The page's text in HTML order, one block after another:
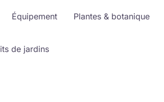
Équipement Plantes & botanique
de jardins